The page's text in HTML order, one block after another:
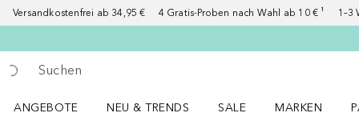
Versandkostenfrei ab 34,95 € 4 Gratis-Proben nach Wahl ab 10 € ¹ 1–3
Gehe zurück
Suche ausführen
ANGEBOTE
NEU & TRENDS
SALE
MARKEN